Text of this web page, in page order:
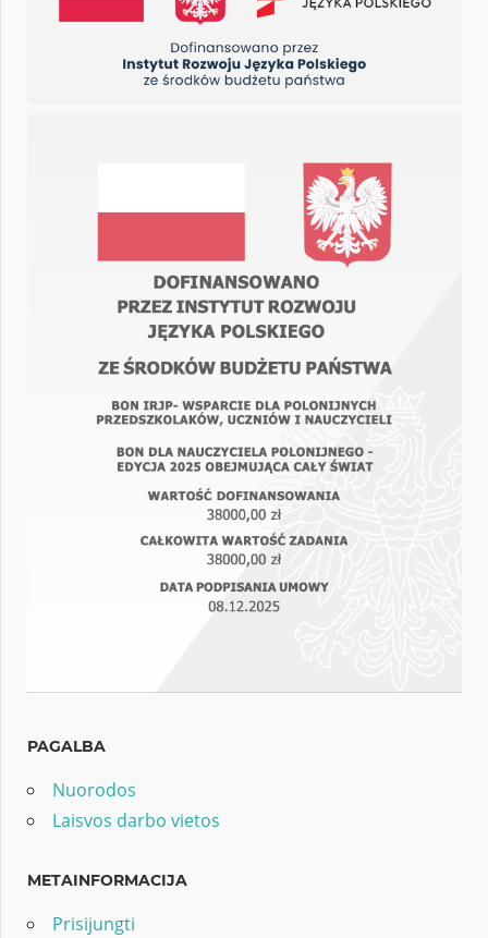
PAGALBA
Nuorodos
Laisvos darbo vietos
METAINFORMACIJA
Prisijungti